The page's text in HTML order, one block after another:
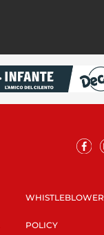
WHISTLEBLOWER
POLICY